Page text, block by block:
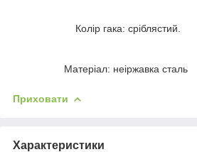
Колір гака:
Матеріал: неіржавка сталь
Приховати
Характеристики